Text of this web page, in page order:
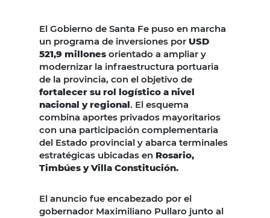
El Gobierno de Santa Fe puso en marcha
un programa de inversiones por USD
521,9 millones orientado a ampliar y
modernizar la infraestructura portuaria
de la provincia, con el objetivo de
fortalecer su rol logístico a nivel
nacional y regional. El esquema
combina aportes privados mayoritarios
con una participación complementaria
del Estado provincial y abarca terminales
estratégicas ubicadas en Rosario,
Timbúes y Villa Constitución.
El anuncio fue encabezado por el
gobernador Maximiliano Pullaro junto al